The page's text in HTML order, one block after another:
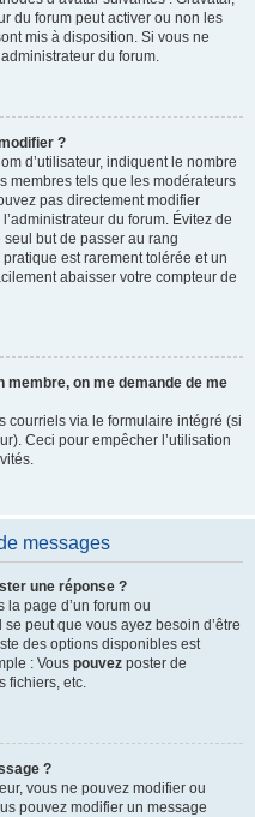
du forum peut activer ou non les
mis à disposition. Si vous ne
du forum.
?
d’utilisateur, indiquent le nombre
membres tels que les modérateurs
pas directement modifier
du forum. Évitez de
but de passer au rang
est rarement tolérée et un
abaisser votre compteur de
membre, on me demande de me
courriels via le formulaire intégré (si
Ceci pour empêcher l’utilisation
messages
une réponse ?
page d’un forum ou
peut que vous ayez besoin d’être
des options disponibles est
: Vous pouvez poster de
fichiers, etc.
?
vous ne pouvez modifier ou
pouvez modifier un message